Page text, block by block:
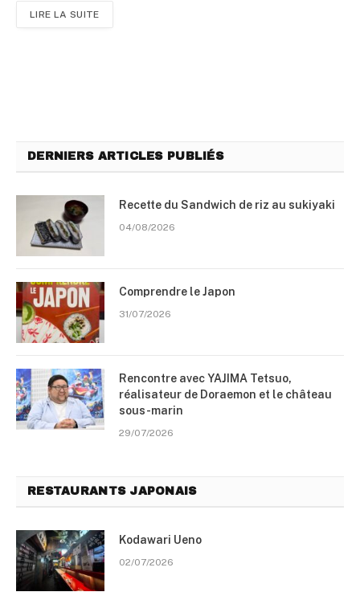
LIRE LA SUITE
DERNIERS ARTICLES PUBLIÉS
Recette du Sandwich de riz au sukiyaki
04/08/2026
Comprendre le Japon
31/07/2026
Rencontre avec YAJIMA Tetsuo,
réalisateur de Doraemon et le château
sous-marin
29/07/2026
RESTAURANTS JAPONAIS
Kodawari Ueno
02/07/2026